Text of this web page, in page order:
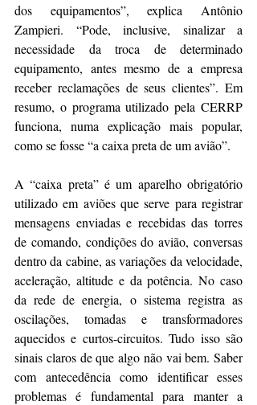
dos equipamentos”, explica Antônio
Zampieri. “Pode, inclusive, sinalizar a
necessidade da troca de determinado
equipamento, antes mesmo de a empresa
receber reclamações de seus clientes”. Em
resumo, o programa utilizado pela CERRP
funciona, numa explicação mais popular,
como se fosse “a caixa preta de um avião”.
A “caixa preta” é um aparelho obrigatório
utilizado em aviões que serve para registrar
mensagens enviadas e recebidas das torres
de comando, condições do avião, conversas
dentro da cabine, as variações da velocidade,
aceleração, altitude e da potência. No caso
da rede de energia, o sistema registra as
oscilações, tomadas e transformadores
aquecidos e curtos-circuitos. Tudo isso são
sinais claros de que algo não vai bem. Saber
com antecedência como identificar esses
problemas é fundamental para manter a